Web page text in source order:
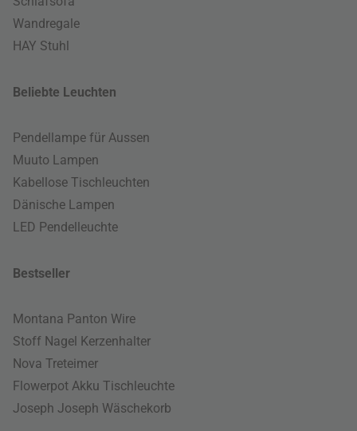
Wandregale
HAY Stuhl
Beliebte Leuchten
Pendellampe für Aussen
Muuto Lampen
Kabellose Tischleuchten
Dänische Lampen
LED Pendelleuchte
Bestseller
Montana Panton Wire
Stoff Nagel Kerzenhalter
Nova Treteimer
Flowerpot Akku Tischleuchte
Joseph Joseph Wäschekorb